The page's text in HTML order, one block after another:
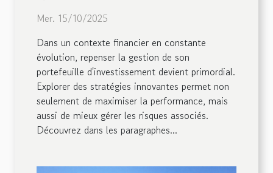
Mer. 15/10/2025
Dans un contexte financier en constante
évolution, repenser la gestion de son
portefeuille d'investissement devient primordial.
Explorer des stratégies innovantes permet non
seulement de maximiser la performance, mais
aussi de mieux gérer les risques associés.
Découvrez dans les paragraphes...